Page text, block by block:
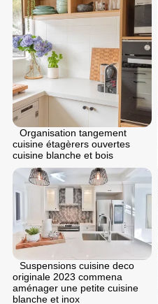
Organisation tangement
cuisine étagèrers ouvertes
cuisine blanche et bois
Suspensions cuisine deco
originale 2023 commena
aménager une petite cuisine
blanche et inox